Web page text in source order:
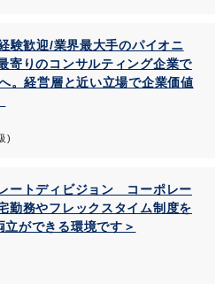
験歓迎/業界最大手のパイオニ
寄りのコンサルティング企業で
。経営層と近い立場で企業価値
)
ートディビジョン コーポレー
勤務やフレックスタイム制度を
ができる環境です＞